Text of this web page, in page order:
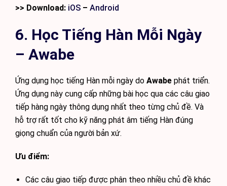
>> Download: iOS – Android
6. Học Tiếng Hàn Mỗi Ngày
– Awabe
Ứng dụng học tiếng Hàn mỗi ngày do Awabe phát triển.
Ứng dụng này cung cấp những bài học qua các câu giao
tiếp hàng ngày thông dụng nhất theo từng chủ đề. Và
hỗ trợ rất tốt cho kỹ năng phát âm tiếng Hàn đúng
giọng chuẩn của người bản xứ.
Ưu điểm:
Các câu giao tiếp được phân theo nhiều chủ đề khác